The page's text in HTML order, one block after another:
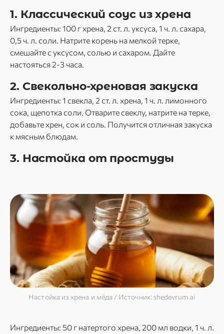
1. Классический соус из хрена
Ингредиенты: 100 г хрена, 2 ст. л. уксуса, 1 ч. л. сахара,
0,5 ч. л. соли. Натрите корень на мелкой терке,
смешайте с уксусом, солью и сахаром. Дайте
настояться 2-3 часа.
2. Свекольно-хреновая закуска
Ингредиенты: 1 свекла, 2 ст. л. хрена, 1 ч. л. лимонного
сока, щепотка соли. Отварите свеклу, натрите на терке,
добавьте хрен, сок и соль. Получится отличная закуска
к мясным блюдам.
3. Настойка от простуды
Настойка из хрена и мёда / Источник: shedevrum.ai
Ингредиенты: 50 г натертого хрена, 200 мл водки, 1 ч. л.